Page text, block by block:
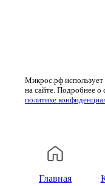
Микрос.рф
на сайте. Подробнее
политике
Главная